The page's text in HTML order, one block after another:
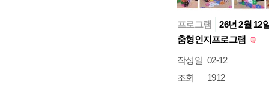
프로그램
26년 2월 12
춤형인지프로그램
작성일 02-12
조회
1912